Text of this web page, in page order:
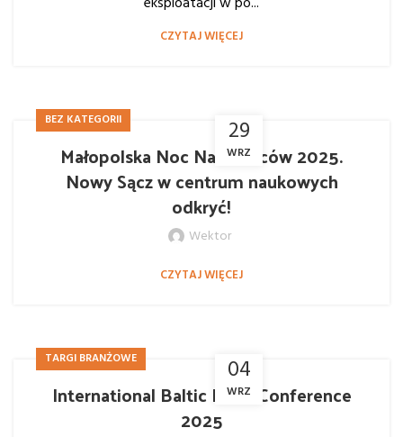
CZYTAJ WIĘCEJ
29
WRZ
BEZ KATEGORII
Małopolska Noc Naukowców 2025.
Nowy Sącz w centrum naukowych
odkryć!
Wektor
CZYTAJ WIĘCEJ
04
WRZ
TARGI BRANŻOWE
International Baltic Road Conference
2025